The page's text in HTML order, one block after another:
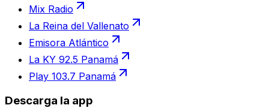
Mix Radio
La Reina del Vallenato
Emisora Atlántico
La KY 92.5 Panamá
Play 103.7 Panamá
Descarga la app